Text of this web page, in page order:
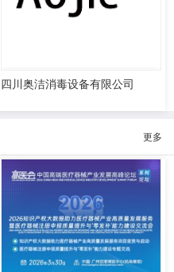
四川奥洁消毒设备有限公司
更多